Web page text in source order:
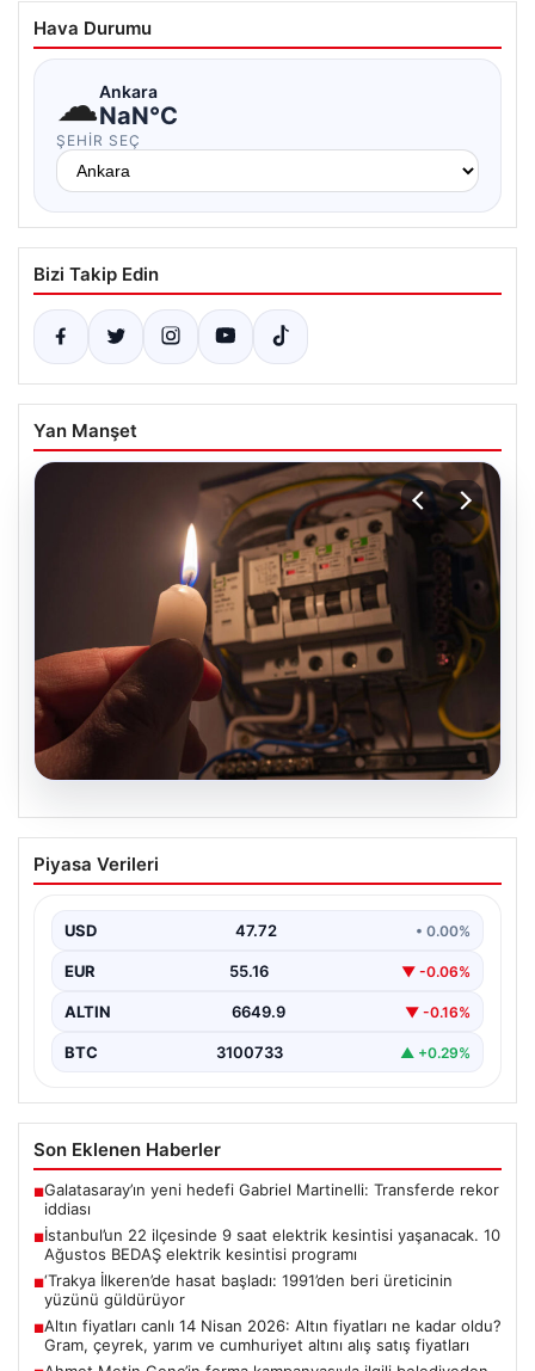
Hava Durumu
☁Ankara
NaN°C
ŞEHIR SEÇ
Bizi Takip Edin
Yan Manşet
09.08.2026
İstanbul’un 22 ilçesinde 9 saat elektrik
kesintisi yaşanacak. 10 Ağustos BEDAŞ
Piyasa Verileri
USD 47.72 • 0.00%
EUR 55.16 ▼ -0.06%
ALTIN 6649.9 ▼ -0.16%
BTC 3100733 ▲ +0.29%
Son Eklenen Haberler
■Galatasaray’ın yeni hedefi Gabriel Martinelli: Transferde rekor
iddiası
■İstanbul’un 22 ilçesinde 9 saat elektrik kesintisi yaşanacak. 10
Ağustos BEDAŞ elektrik kesintisi programı
■‘Trakya İlkeren’de hasat başladı: 1991’den beri üreticinin
yüzünü güldürüyor
■Altın fiyatları canlı 14 Nisan 2026: Altın fiyatları ne kadar oldu?
Gram, çeyrek, yarım ve cumhuriyet altını alış satış fiyatları